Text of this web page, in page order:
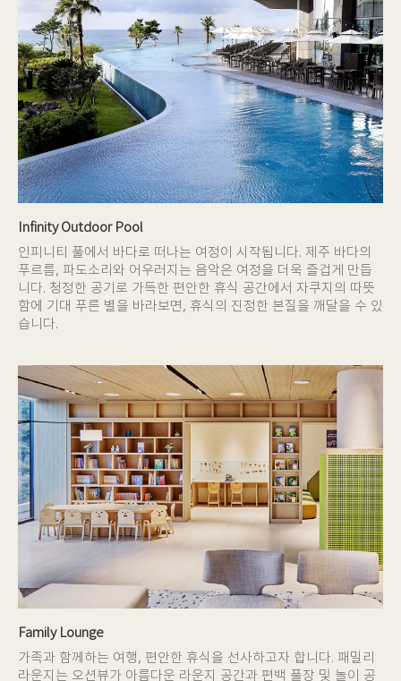
Infinity Outdoor Pool
인피니티 풀에서 바다로 떠나는 여정이 시작됩니다. 제주 바다의
푸르름, 파도소리와 어우러지는 음악은 여정을 더욱 즐겁게 만듭
니다. 청정한 공기로 가득한 편안한 휴식 공간에서 자쿠지의 따뜻
함에 기대 푸른 별을 바라보면, 휴식의 진정한 본질을 깨달을 수 있
습니다.
Family Lounge
가족과 함께하는 여행, 편안한 휴식을 선사하고자 합니다. 패밀리
라운지는 오션뷰가 아름다운 라운지 공간과 편백 풀장 및 놀이 공